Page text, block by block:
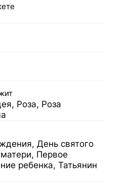
Роза, Роза
День святого
Первое
ребенка, Татьянин